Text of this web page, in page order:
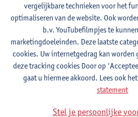
Vakdidactiek Engels met
1E/2E SEM
6studiepunten
Lesgever(s):
Tom Smits
Ellen De
Nele Kempenaers
Vakdidactiek Duits met oefenlessen
1E/2E SEM
6studiepunten
Tom Smits Marise Van
Vakdidactiek Nederlands niet-
vergelijkbare technieken voor het
optimaliseren van de website. Ook
b.v. YouTubefilmpjes te
marketingdoeleinden. Deze laatste
cookies. Uw internetgedrag kan worden
deze tracking cookies Door op
gaat u hiermee akkoord. Lees ook
statement
Stel je persoonlijke